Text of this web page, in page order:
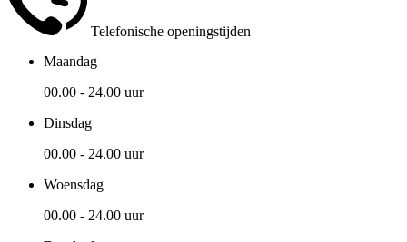
Telefonische openingstijden
Maandag
00.00 - 24.00 uur
Dinsdag
00.00 - 24.00 uur
Woensdag
00.00 - 24.00 uur